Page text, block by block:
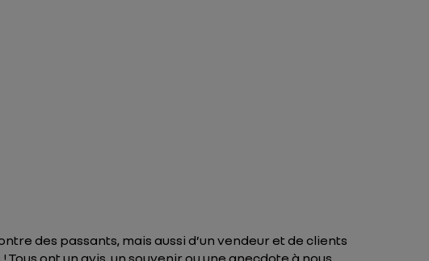
des passants, mais aussi d’un vendeur et de clients
Tous ont un avis, un souvenir ou une anecdote à nous